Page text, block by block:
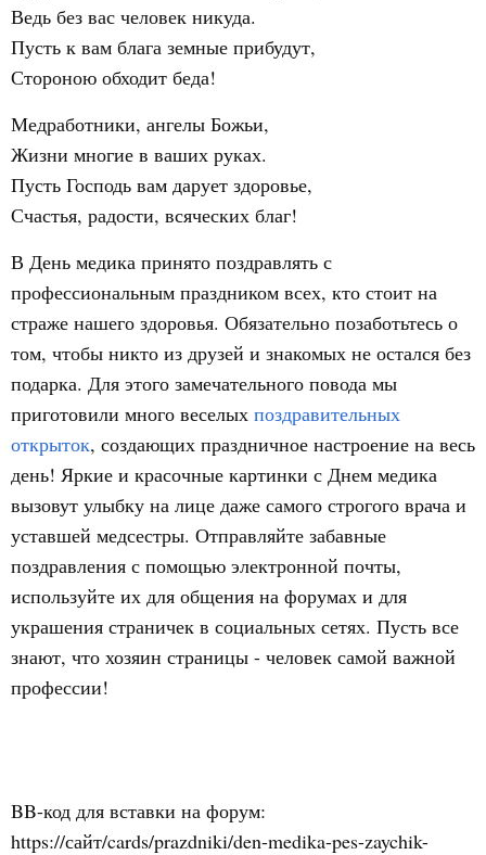
Ведь без вас человек никуда.
Пусть к вам блага земные прибудут,
Стороною обходит беда!
Медработники, ангелы Божьи,
Жизни многие в ваших руках.
Пусть Господь вам дарует здоровье,
Счастья, радости, всяческих благ!
В День медика принято поздравлять с
профессиональным праздником всех, кто стоит на
страже нашего здоровья. Обязательно позаботьтесь о
том, чтобы никто из друзей и знакомых не остался без
подарка. Для этого замечательного повода мы
приготовили много веселых поздравительных
открыток, создающих праздничное настроение на весь
день! Яркие и красочные картинки с Днем медика
вызовут улыбку на лице даже самого строгого врача и
уставшей медсестры. Отправляйте забавные
поздравления с помощью электронной почты,
используйте их для общения на форумах и для
украшения страничек в социальных сетях. Пусть все
знают, что хозяин страницы - человек самой важной
профессии!
BB-код для вставки на форум:
https://сайт/cards/prazdniki/den-medika-pes-zaychik-